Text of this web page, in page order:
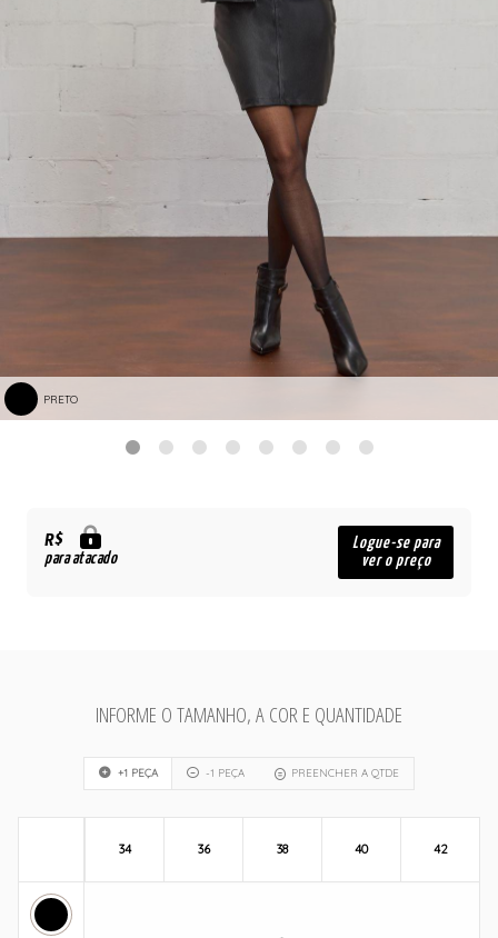
PRETO
R$
para atacado
Logue-se para
ver o preço
INFORME O TAMANHO, A COR E QUANTIDADE
+1 PEÇA -1 PEÇA PREENCHER A QTDE
34 36 38 40 42